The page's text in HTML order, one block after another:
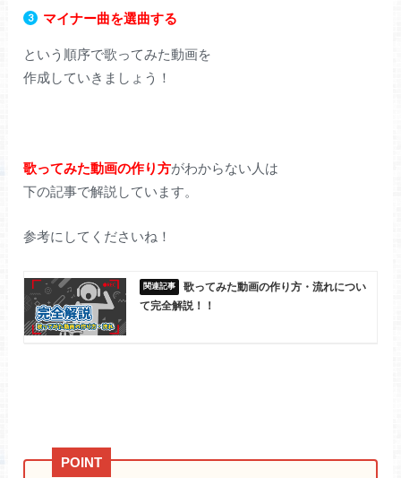
マイナー曲を選曲する
という順序で歌ってみた動画を
作成していきましょう！
歌ってみた動画の作り方がわからない人は
下の記事で解説しています。
参考にしてくださいね！
歌ってみた動画の作り方・流れについ
て完全解説！！